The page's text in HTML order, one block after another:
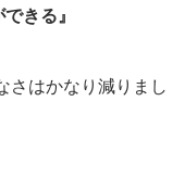
きる』
さはかなり減りまし